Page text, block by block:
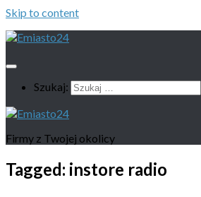
Skip to content
Szukaj:
Firmy z Twojej okolicy
Tagged: instore radio